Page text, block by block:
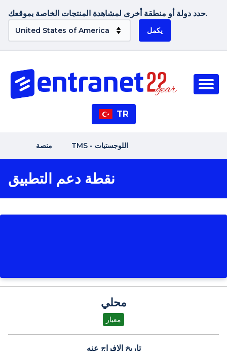
حدد دولة أو منطقة أخرى لمشاهدة المنتجات الخاصة بموقعك.
يكمل
TR
منصة TMS - اللوجستيات
نقطة دعم التطبيق
محلي
معيار
تاريخ الافراج عنه